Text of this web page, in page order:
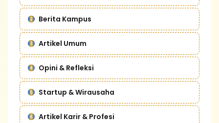
Berita Kampus
Artikel Umum
Opini & Refleksi
Startup & Wirausaha
Artikel Karir & Profesi